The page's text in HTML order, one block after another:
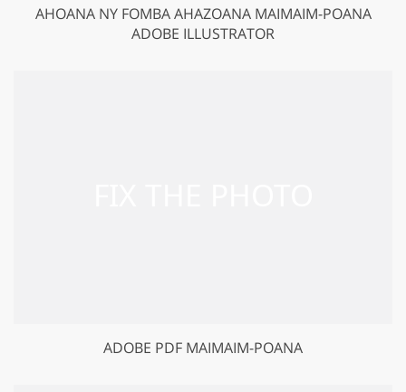
AHOANA NY FOMBA AHAZOANA MAIMAIM-POANA
ADOBE ILLUSTRATOR
ADOBE PDF MAIMAIM-POANA